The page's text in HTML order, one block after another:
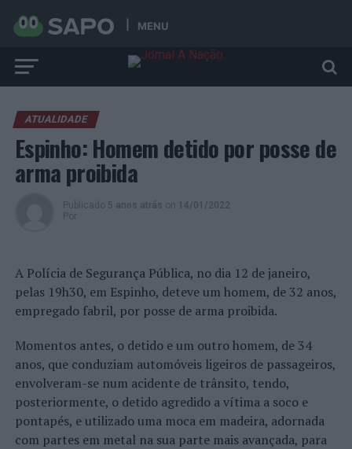
MENU
ATUALIDADE
Espinho: Homem detido por posse de
arma proibida
Publicado 5 anos atrás on 14/01/2022
Por
A Polícia de Segurança Pública, no dia 12 de janeiro,
pelas 19h30, em Espinho, deteve um homem, de 32 anos,
empregado fabril, por posse de arma proibida.
Momentos antes, o detido e um outro homem, de 34
anos, que conduziam automóveis ligeiros de passageiros,
envolveram-se num acidente de trânsito, tendo,
posteriormente, o detido agredido a vítima a soco e
pontapés, e utilizado uma moca em madeira, adornada
com partes em metal na sua parte mais avançada, para